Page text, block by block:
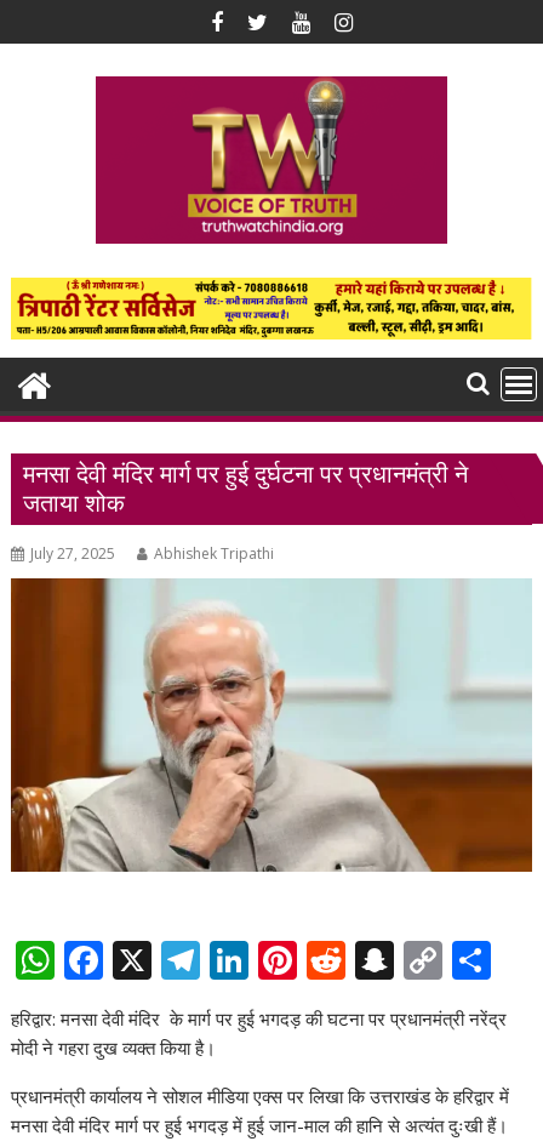
to
मनसा देवी मंदिर मार्ग पर हुई दुर्घटना पर प्रधानमंत्री ने
जताया शोक
July 27, 2025 Abhishek Tripathi
W
at
s
A
F
ac
e
b
o
X T
el
e
gr
a
Li
n
k
dI
Pi
nt
er
e
st
R
d
di
t
S
a
p
c
C
o
p
Li
ar
e
हरिद्वार: मनसा देवी मंदिर के मार्ग पर हुई भगदड़ की घटना पर प्रधानमंत्री नरेंद्र
मोदी ने गहरा दुख व्यक्त किया है।
प्रधानमंत्री कार्यालय ने सोशल मीडिया एक्स पर लिखा कि उत्तराखंड के हरिद्वार में
मनसा देवी मंदिर मार्ग पर हुई भगदड़ में हुई जान-माल की हानि से अत्यंत दुःखी हैं।